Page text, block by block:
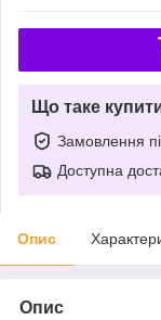
Що таке
Замовлення
Доступна
Опис
Опис